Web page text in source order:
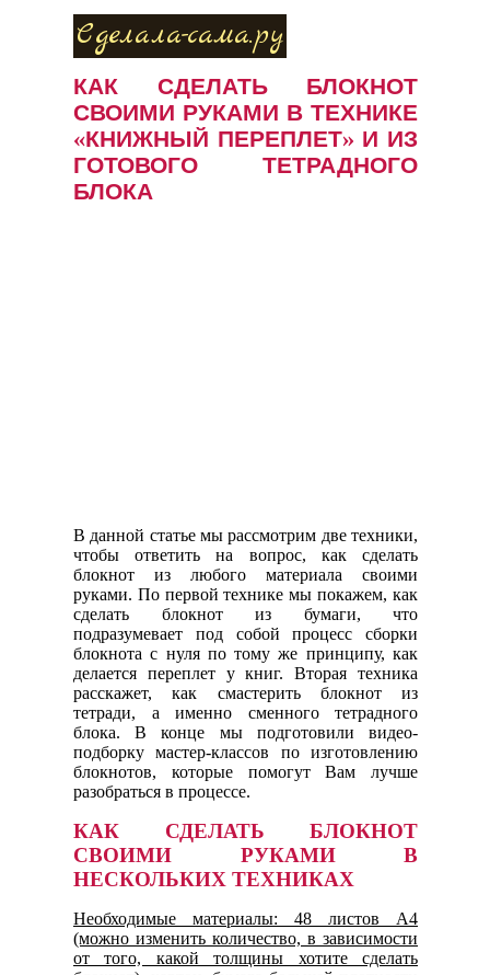
Сделала-сама.ру
КАК СДЕЛАТЬ БЛОКНОТ
СВОИМИ РУКАМИ В ТЕХНИКЕ
«КНИЖНЫЙ ПЕРЕПЛЕТ» И ИЗ
ГОТОВОГО ТЕТРАДНОГО
БЛОКА
В данной статье мы рассмотрим две техники,
чтобы ответить на вопрос, как сделать
блокнот из любого материала своими
руками. По первой технике мы покажем, как
сделать блокнот из бумаги, что
подразумевает под собой процесс сборки
блокнота с нуля по тому же принципу, как
делается переплет у книг. Вторая техника
расскажет, как смастерить блокнот из
тетради, а именно сменного тетрадного
блока. В конце мы подготовили видео-
подборку мастер-классов по изготовлению
блокнотов, которые помогут Вам лучше
разобраться в процессе.
КАК СДЕЛАТЬ БЛОКНОТ
СВОИМИ РУКАМИ В
НЕСКОЛЬКИХ ТЕХНИКАХ
Необходимые материалы: 48 листов А4
(можно изменить количество, в зависимости
от того, какой толщины хотите сделать